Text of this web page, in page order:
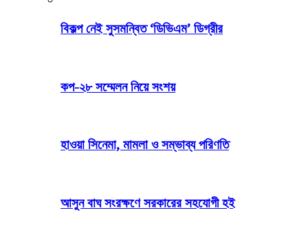
বিকল্প নেই সুসমন্বিত ‘ডিভিএম’ ডিগ্রীর
কপ-২৮ সম্মেলন নিয়ে সংশয়
হাওয়া সিনেমা, মামলা ও সম্ভাব্য পরিণতি
আসুন বাঘ সংরক্ষণে সরকারের সহযোগী হই